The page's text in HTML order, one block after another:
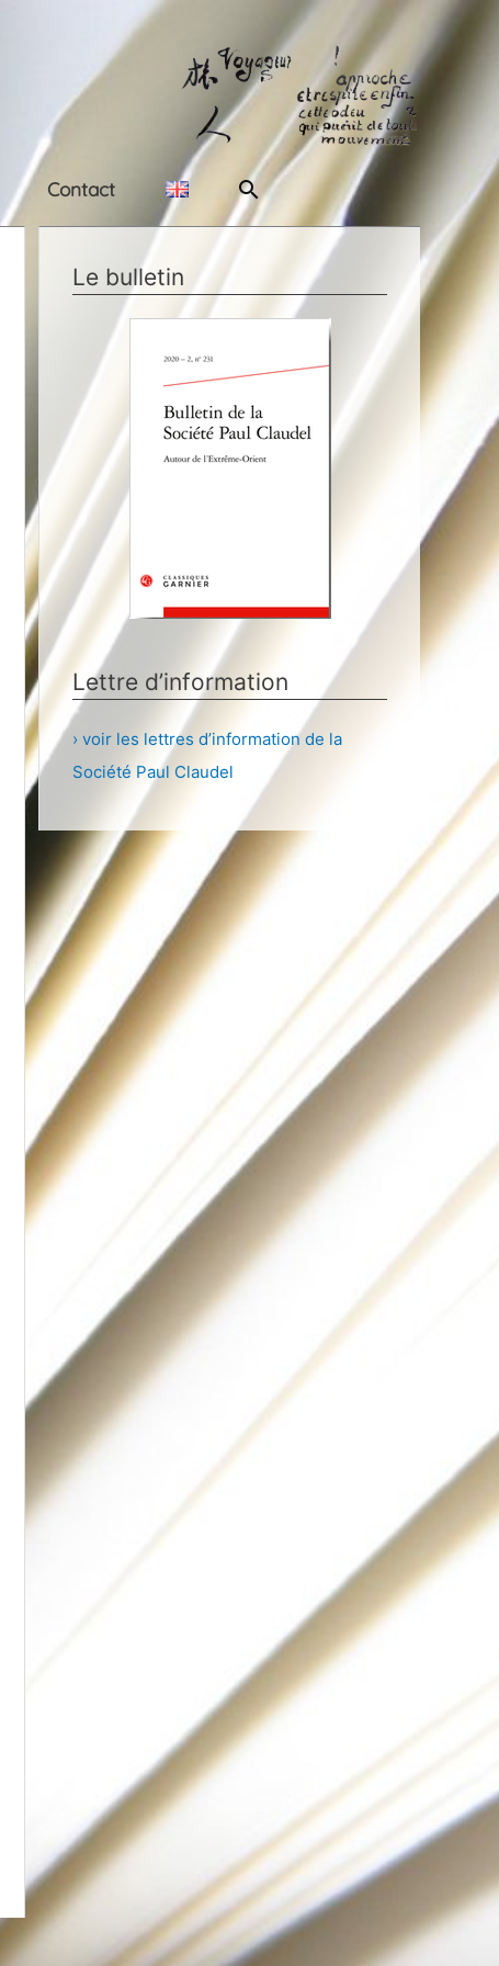
Contact Rechercher
Le bulletin
Lettre d’information
› voir les lettres d’information de la
Société Paul Claudel